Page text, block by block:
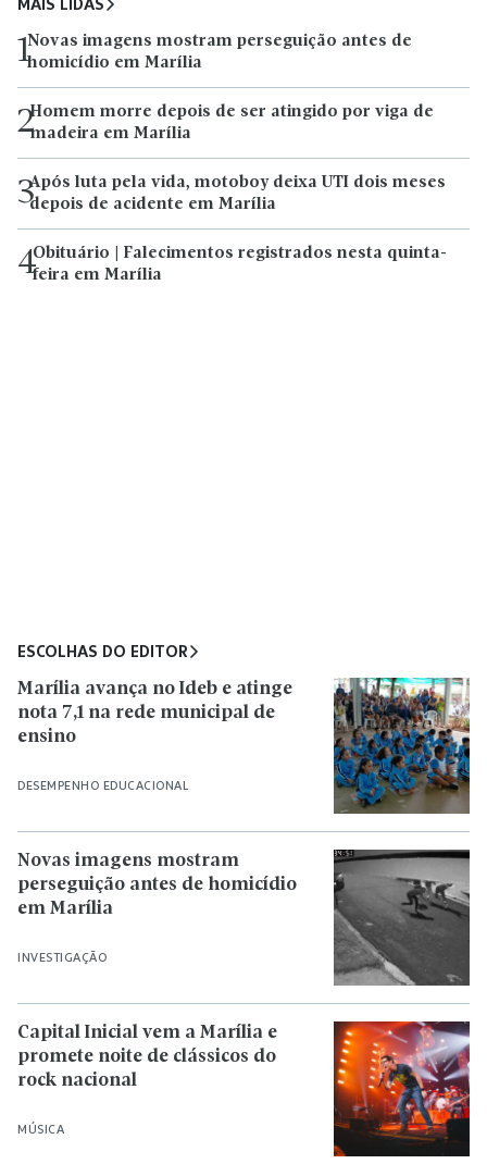
MAIS LIDAS
1Novas imagens mostram perseguição antes de
homicídio em Marília
2Homem morre depois de ser atingido por viga de
madeira em Marília
3Após luta pela vida, motoboy deixa UTI dois meses
depois de acidente em Marília
4Obituário | Falecimentos registrados nesta quinta-
feira em Marília
ESCOLHAS DO EDITOR
DESEMPENHO EDUCACIONAL
Marília avança no Ideb e atinge
nota 7,1 na rede municipal de
ensino
INVESTIGAÇÃO
Novas imagens mostram
perseguição antes de homicídio
em Marília
MÚSICA
Capital Inicial vem a Marília e
promete noite de clássicos do
rock nacional